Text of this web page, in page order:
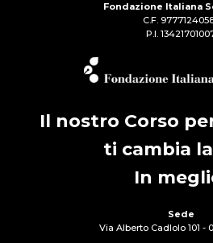
Fondazione Italiana
C.F.
P.I.
Il nostro Corso
ti cambia
In
Sede
Via Alberto Cadlolo 101 -